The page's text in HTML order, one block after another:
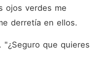
ojos verdes me
derretía en ellos.
"¿Seguro que quieres